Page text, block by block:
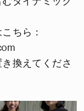
ちら：
換えてくださ